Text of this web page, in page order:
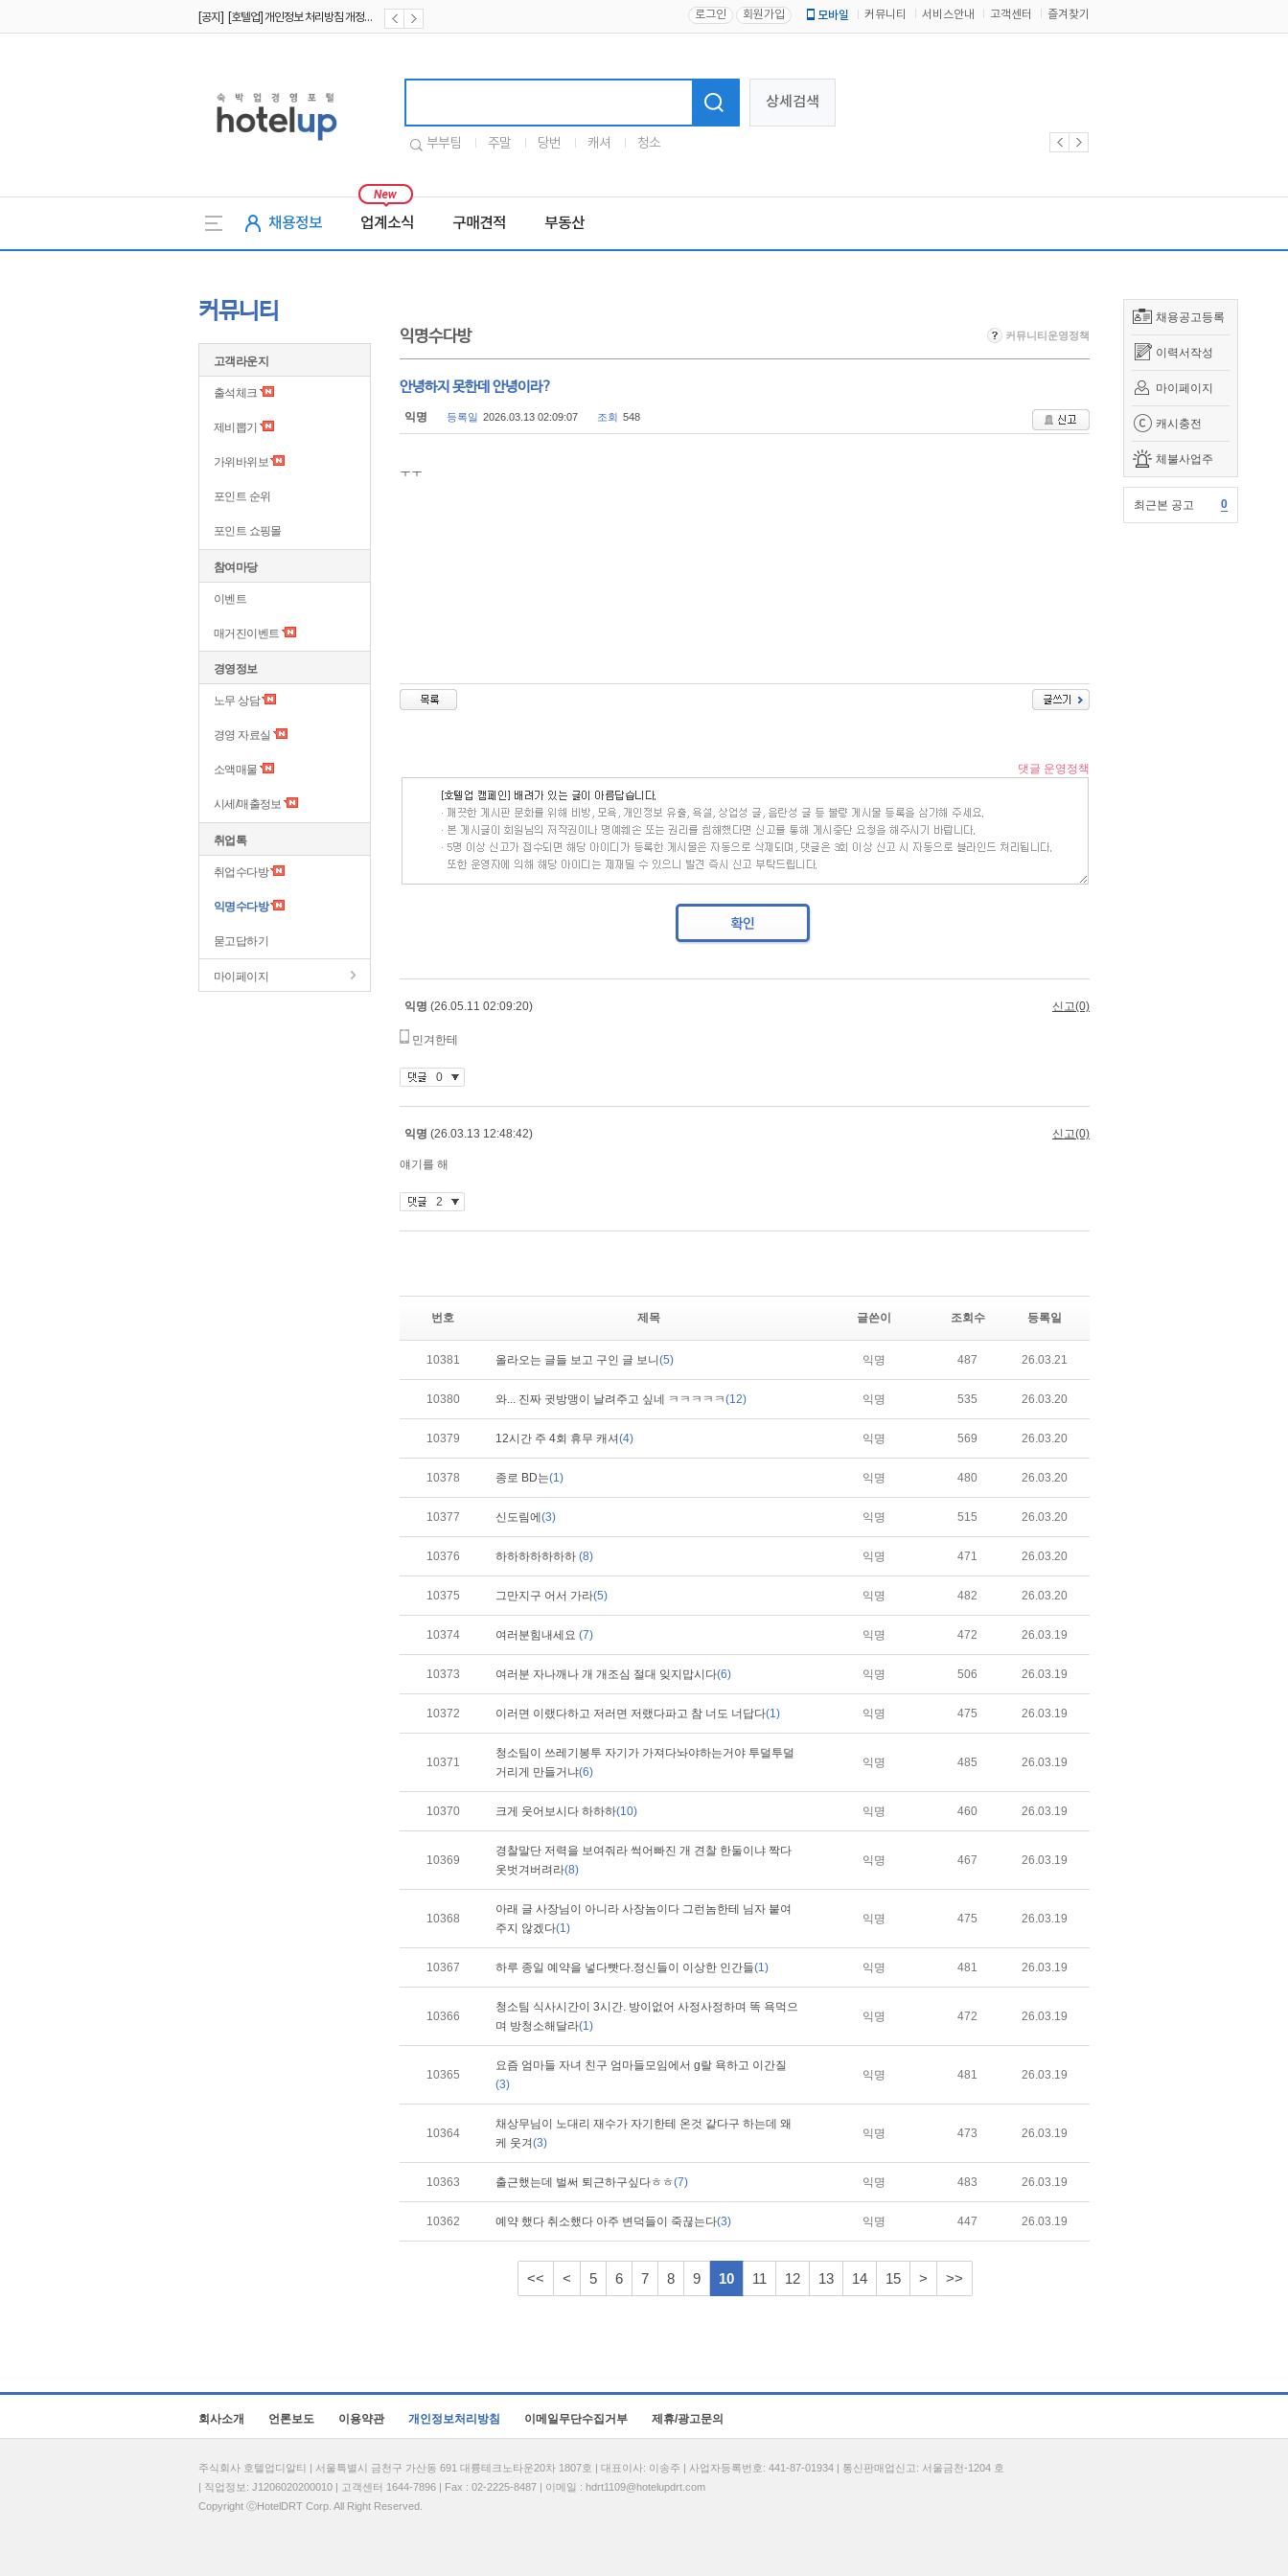
[공지] [호텔업] 개인정보 처리방침 개정본2 (19.09.02) 로그인 회원가입 모바일 커뮤니티 서비스안내 고객센터 즐겨찾기
상세검색
부부팀 주말 당번 캐셔 청소
채용정보 업계소식 구매견적 부동산
채용공고등록
이력서작성
마이페이지
캐시충전
체불사업주
최근본 공고 0
커뮤니티
고객라운지
출석체크
제비뽑기
가위바위보
포인트 순위
포인트 쇼핑몰
참여마당
이벤트
매거진이벤트
경영정보
노무 상담
경영 자료실
소액매물
시세/매출정보
취업톡
취업수다방
익명수다방
묻고답하기
마이페이지
익명수다방 커뮤니티운영정책
안녕하지 못한데 안녕이라?
익명 등록일 2026.03.13 02:09:07 조회 548
ㅜㅜ
번호 제목 글쓴이 조회수 등록일
10381 올라오는 글들 보고 구인 글 보니 (5) 익명 487 26.03.21
10380 와... 진짜 귓방맹이 날려주고 싶네 ㅋㅋㅋㅋㅋ(12) 익명 535 26.03.20
10379 12시간 주 4회 휴무 캐셔(4) 익명 569 26.03.20
10378 종로 BD는(1) 익명 480 26.03.20
10377 신도림에 (3) 익명 515 26.03.20
10376 하하하하하하하 (8) 익명 471 26.03.20
10375 그만지구 어서 가라(5) 익명 482 26.03.20
10374 여러분힘내세요 (7) 익명 472 26.03.19
10373 여러분 자나깨나 개 개조심 절대 잊지맙시다(6) 익명 506 26.03.19
10372 이러면 이랬다하고 저러면 저랬다파고 참 너도 너답다(1) 익명 475 26.03.19
10371
청소팀이 쓰레기봉투 자기가 가져다놔야하는거야 투덜투덜
거리게 만들거냐(6)
익명 485 26.03.19
10370 크게 웃어보시다 하하하(10) 익명 460 26.03.19
10369
경찰말단 저력을 보여줘라 썩어빠진 개 견찰 한둘이냐 짝다
옷벗겨버려라(8)
익명 467 26.03.19
10368
아래 글 사장님이 아니라 사장놈이다 그런놈한테 님자 붙여
주지 않겠다(1)
익명 475 26.03.19
10367 하루 종일 예약을 넣다빳다.정신들이 이상한 인간들(1) 익명 481 26.03.19
10366
청소팀 식사시간이 3시간. 방이없어 사정사정하며 똑 욕먹으
며 방청소해달라(1)
익명 472 26.03.19
10365
요즘 엄마들 자녀 친구 엄마들모임에서 g랄 욕하고 이간질
(3)
익명 481 26.03.19
10364
채상무님이 노대리 재수가 자기한테 온것 같다구 하는데 왜
케 웃겨(3)
익명 473 26.03.19
10363 출근했는데 벌써 퇴근하구싶다ㅎㅎ(7) 익명 483 26.03.19
10362 예약 했다 취소했다 아주 변덕들이 죽끊는다(3) 익명 447 26.03.19
<< < 5 6 7 8 9 10 11 12 13 14 15 > >>
회사소개 언론보도 이용약관 개인정보처리방침 이메일무단수집거부 제휴/광고문의
주식회사 호텔업디알티 | 서울특별시 금천구 가산동 691 대륭테크노타운20차 1807호 | 대표이사: 이송주 | 사업자등록번호: 441-87-01934 | 통신판매업신고: 서울금천-1204 호
| 직업정보: J1206020200010 | 고객센터 1644-7896 | Fax : 02-2225-8487 | 이메일 : hdrt1109@hotelupdrt.com
Copyright ⓒHotelDRT Corp. All Right Reserved.